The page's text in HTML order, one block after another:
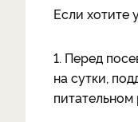
Если хотите
1. Перед
на сутки,